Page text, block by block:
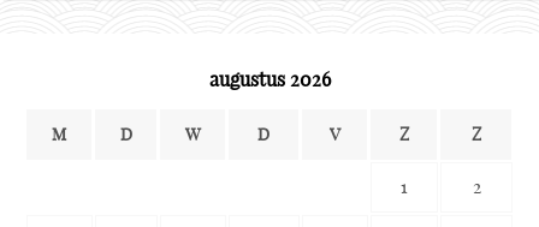
augustus 2026
M D W D V Z Z
1 2